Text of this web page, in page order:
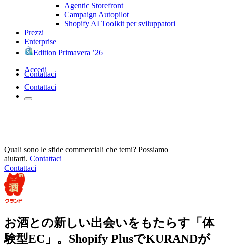
Agentic Storefront
Campaign Autopilot
Shopify AI Toolkit per sviluppatori
Prezzi
Enterprise
Edition Primavera ’26
Accedi
Contattaci
Contattaci
Quali sono le sfide commerciali che temi? Possiamo
aiutarti. Contattaci
Contattaci
お酒との新しい出会いをもたらす「体
験型EC」。Shopify PlusでKURANDが